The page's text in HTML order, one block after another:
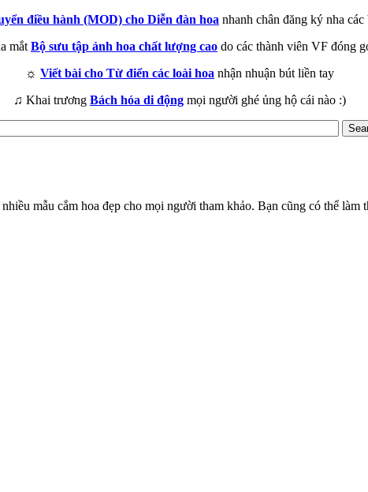
điều hành (MOD) cho Diễn đàn hoa nhanh chân đăng ký nha các
mắt Bộ sưu tập ảnh hoa chất lượng cao do các thành viên VF đóng
☼ Viết bài cho Từ điển các loài hoa nhận nhuận bút liền tay
♫ Khai trương Bách hóa di động mọi người ghé ủng hộ cái nào :)
mẫu cắm hoa đẹp cho mọi người tham khảo. Bạn cũng có thể làm